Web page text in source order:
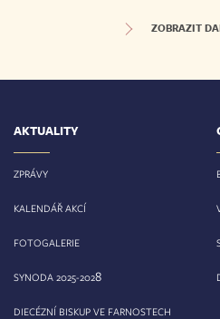
ZOBRAZIT
AKTUALITY
ZPRÁVY
KALENDÁŘ AKCÍ
FOTOGALERIE
SYNODA 2025-2028
DIECÉZNÍ BISKUP VE FARNOSTECH